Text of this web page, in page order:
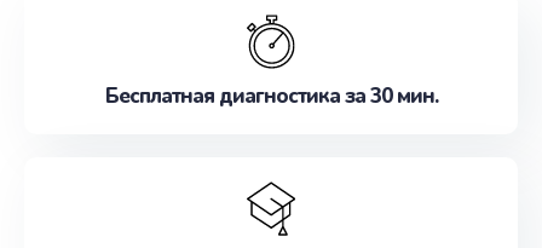
Бесплатная диагностика за 30 мин.